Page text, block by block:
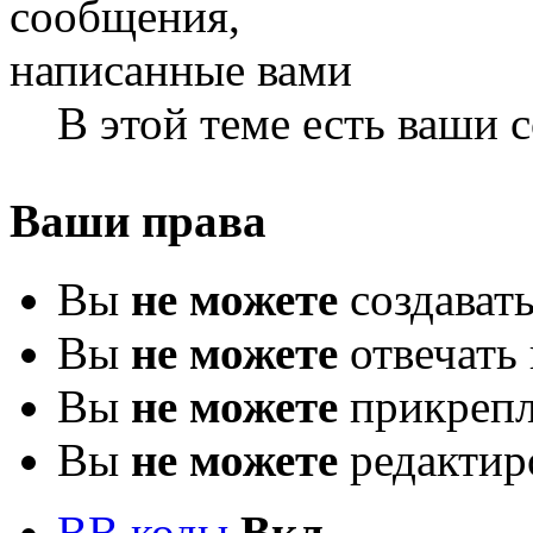
В этой теме есть ваши
Ваши права
Вы не можете
Вы не можете
Вы не можете
Вы не можете